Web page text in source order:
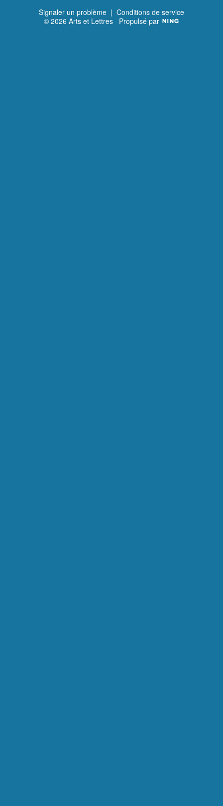
Signaler un problème | Conditions de service
© 2026 Arts et Lettres Propulsé par